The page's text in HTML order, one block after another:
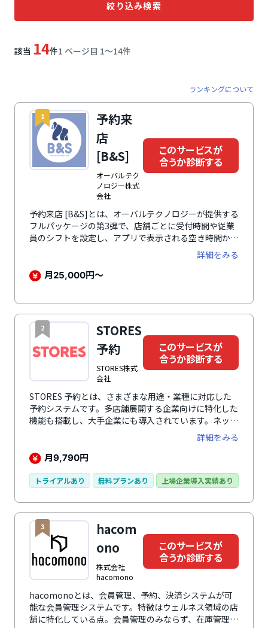
絞り込み検索
該当 14件1 ページ目 1〜14件
ランキングについて
1
予約来
店
[B&S]
オーバルテク
ノロジー株式
会社
このサービスが
合うか診断する
予約来店 [B&S]とは、オーバルテクノロジーが提供する
フルパッケージの第3弾で、店舗ごとに受付時間や従業
員のシフトを設定し、アプリで表示される空き時間から
予約を行い、事前決済や来店後の処理まで一括管理でき
る予約システムです。自由に機能を選んで利用できるの
で、最小限の機能を低コスト・短期間で導入可能。全て
詳細をみる
月25,000円〜
2
STORES
予約
STORES株式
会社
このサービスが
合うか診断する
STORES 予約とは、さまざまな用途・業種に対応した
予約システムです。多店舗展開する企業向けに特化した
機能も搭載し、大手企業にも導入されています。ネット
予約はもちろん、シフト管理や顧客管理システムとして
も利用でき、店舗運営に必要な機能をひとつのシステム
で対応します。顧客情報から直近で予約がない方などを
セージ一斉配信なども可能。データを活用したマーケテ
詳細をみる
月9,790円
トライアルあり 無料プランあり 上場企業導入実績あり
3
hacom
ono
株式会社
hacomono
このサービスが
合うか診断する
hacomonoとは、会員管理、予約、決済システムが可
能な会員管理システムです。特徴はウェルネス領域の店
舗に特化している点。会員管理のみならず、在庫管理、